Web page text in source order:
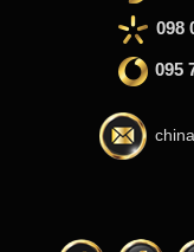
098
095